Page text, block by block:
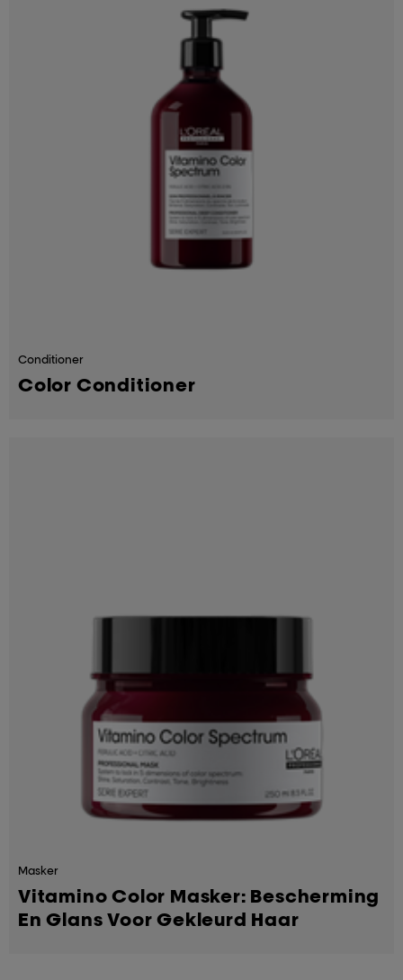
Conditioner
Color Conditioner
Masker
Vitamino Color Masker: Bescherming
En Glans Voor Gekleurd Haar